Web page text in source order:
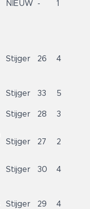
NIEUW - 1
Stijger 26 4
Stijger 33 5
Stijger 28 3
Stijger 27 2
Stijger 30 4
Stijger 29 4